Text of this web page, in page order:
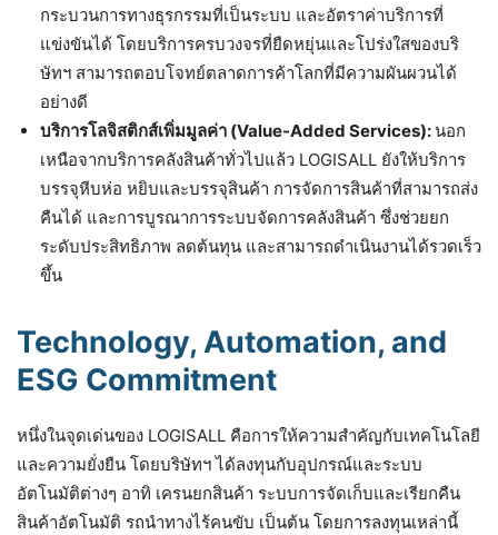
กระบวนการทางธุรกรรมที่เป็นระบบ และอัตราค่าบริการที่
แข่งขันได้ โดยบริการครบวงจรที่ยืดหยุ่นและโปร่งใสของบริ
ษัทฯ สามารถตอบโจทย์ตลาดการค้าโลกที่มีความผันผวนได้
อย่างดี
บริการโลจิสติกส์เพิ่มมูลค่า (Value-Added Services):นอก
เหนือจากบริการคลังสินค้าทั่วไปแล้ว LOGISALL ยังให้บริการ
บรรจุหีบห่อ หยิบและบรรจุสินค้า การจัดการสินค้าที่สามารถส่ง
คืนได้ และการบูรณาการระบบจัดการคลังสินค้า ซึ่งช่วยยก
ระดับประสิทธิภาพ ลดต้นทุน และสามารถดำเนินงานได้รวดเร็ว
ขึ้น
Technology, Automation, and
ESG Commitment
หนึ่งในจุดเด่นของ LOGISALL คือการให้ความสำคัญกับเทคโนโลยี
และความยั่งยืน โดยบริษัทฯ ได้ลงทุนกับอุปกรณ์และระบบ
อัตโนมัติต่างๆ อาทิ เครนยกสินค้า ระบบการจัดเก็บและเรียกคืน
สินค้าอัตโนมัติ รถนำทางไร้คนขับ เป็นต้น โดยการลงทุนเหล่านี้